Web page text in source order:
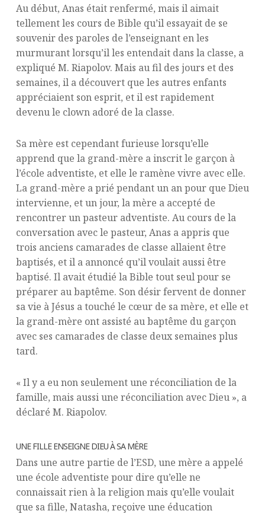
Au début, Anas était renfermé, mais il aimait
tellement les cours de Bible qu’il essayait de se
souvenir des paroles de l’enseignant en les
murmurant lorsqu’il les entendait dans la classe, a
expliqué M. Riapolov. Mais au fil des jours et des
semaines, il a découvert que les autres enfants
appréciaient son esprit, et il est rapidement
devenu le clown adoré de la classe.
Sa mère est cependant furieuse lorsqu’elle
apprend que la grand-mère a inscrit le garçon à
l’école adventiste, et elle le ramène vivre avec elle.
La grand-mère a prié pendant un an pour que Dieu
intervienne, et un jour, la mère a accepté de
rencontrer un pasteur adventiste. Au cours de la
conversation avec le pasteur, Anas a appris que
trois anciens camarades de classe allaient être
baptisés, et il a annoncé qu’il voulait aussi être
baptisé. Il avait étudié la Bible tout seul pour se
préparer au baptême. Son désir fervent de donner
sa vie à Jésus a touché le cœur de sa mère, et elle et
la grand-mère ont assisté au baptême du garçon
avec ses camarades de classe deux semaines plus
tard.
« Il y a eu non seulement une réconciliation de la
famille, mais aussi une réconciliation avec Dieu », a
déclaré M. Riapolov.
UNE FILLE ENSEIGNE DIEU À SA MÈRE
Dans une autre partie de l’ESD, une mère a appelé
une école adventiste pour dire qu’elle ne
connaissait rien à la religion mais qu’elle voulait
que sa fille, Natasha, reçoive une éducation